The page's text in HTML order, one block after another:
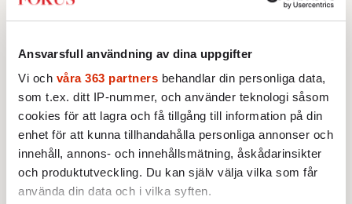
Ansvarsfull användning av dina uppgifter
Vi och våra 363 partners behandlar din personliga data,
som t.ex. ditt IP-nummer, och använder teknologi såsom
cookies för att lagra och få tillgång till information på din
enhet för att kunna tillhandahålla personliga annonser och
innehåll, annons- och innehållsmätning, åskådarinsikter
och produktutveckling. Du kan själv välja vilka som får
använda din data och i vilka syften.
dag?
förebildernas brutalitet, men var
ned i förmån för "kultur". Känns
det igen?
Av: Andreas Gedin •
BOKRECENSION KULTUR
Historien tog inte slut och
liberalismen blev övermodig
Liberalismen blev lomhörd och
gränslös. Den slutade lyssna på
folket som i stället viftades bort